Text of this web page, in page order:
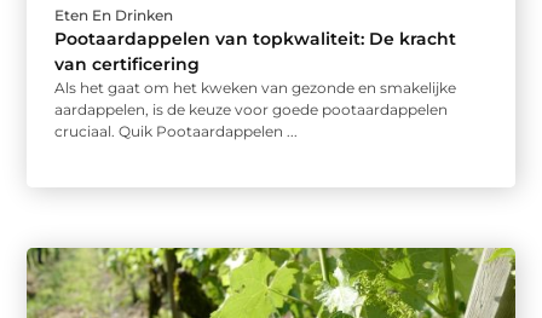
Eten En Drinken
Pootaardappelen van topkwaliteit: De kracht
van certificering
Als het gaat om het kweken van gezonde en smakelijke
aardappelen, is de keuze voor goede pootaardappelen
cruciaal. Quik Pootaardappelen ...